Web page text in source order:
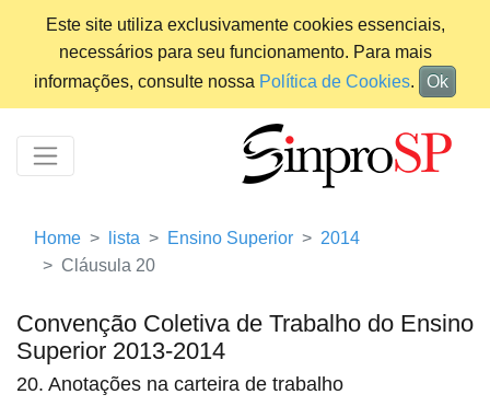
Este site utiliza exclusivamente cookies essenciais,
necessários para seu funcionamento. Para mais
informações, consulte nossa Política de Cookies. Ok
Home lista Ensino Superior
2014
Cláusula 20
Convenção Coletiva de Trabalho do Ensino
Superior 2013-2014
20. Anotações na carteira de trabalho